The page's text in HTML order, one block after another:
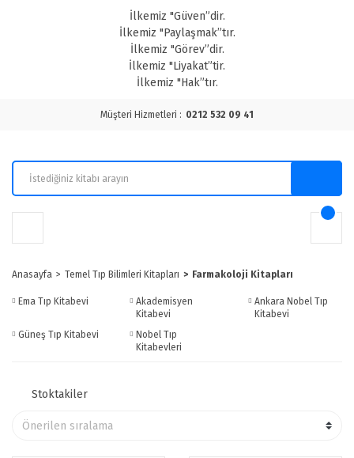
İlkemiz "Güven”dir.
İlkemiz "Paylaşmak”tır.
İlkemiz "Görev”dir.
İlkemiz "Liyakat”tir.
İlkemiz "Hak”tır.
Müşteri Hizmetleri : 0212 532 09 41
Anasayfa Temel Tıp Bilimleri Kitapları Farmakoloji Kitapları
Ema Tıp Kitabevi
Akademisyen
Kitabevi
Ankara Nobel Tıp
Kitabevi
Güneş Tıp Kitabevi
Nobel Tıp
Kitabevleri
Stoktakiler